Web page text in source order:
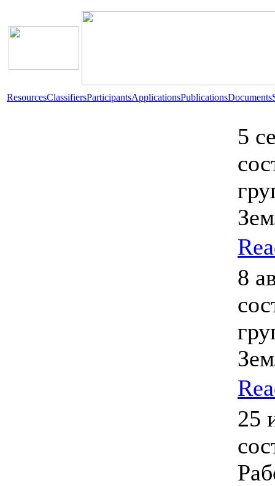
ResourcesClassifiersParticipantsApplicationsPublicationsDocuments
5
8
25